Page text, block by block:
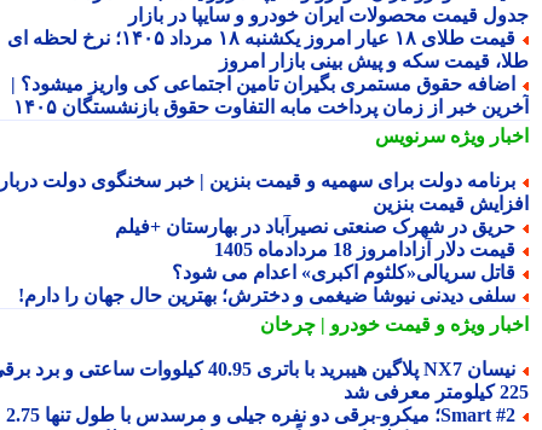
قیمت محصولات ایران خودرو و سایپا در بازار
قیمت طلای ۱۸ عیار امروز یکشنبه ۱۸ مرداد ۱۴۰۵؛ نرخ لحظه ای
قیمت سکه و پیش بینی بازار امروز
حقوق مستمری بگیران تامین اجتماعی کی واریز میشود؟ |
خبر از زمان پرداخت مابه التفاوت حقوق بازنشستگان ۱۴۰۵
ویژهسرنویس
دولت برای سهمیه و قیمت بنزین | خبر سخنگوی دولت درباره
قیمت بنزین
در شهرک صنعتی نصیرآباد در بهارستان +فیلم
دلار آزادامروز 18 مردادماه 1405
سریالی«کلثوم اکبری» اعدام می شود؟
دیدنی نیوشا ضیغمی و دخترش؛ بهترین حال جهان را دارم!
ویژهو قیمت خودرو | چرخان
نیسان NX7 پلاگین هیبرید با باتری 40.95 کیلووات ساعتی و برد برقی
Smart #2؛ میکرو-برقی دو نفره جیلی و مرسدس با طول تنها 2.75